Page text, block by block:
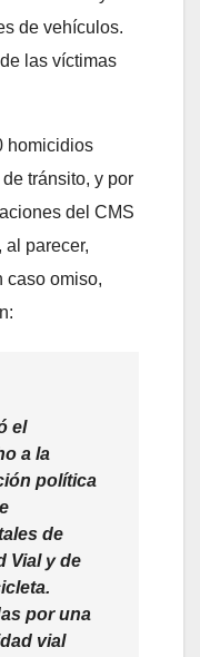
de vehículos.
las víctimas
homicidios
tránsito, y por
del CMS
al parecer,
caso omiso,
el
a la
política
de
Vial y de
por una
vial